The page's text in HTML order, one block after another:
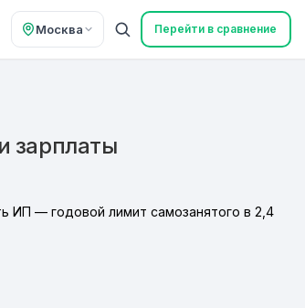
Москва Перейти в сравнение
зарплаты
ИП — годовой лимит самозанятого в 2,4